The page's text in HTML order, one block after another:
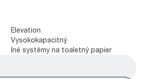
Elevation
Vysokokapacitný
Iné systémy na toaletný papier